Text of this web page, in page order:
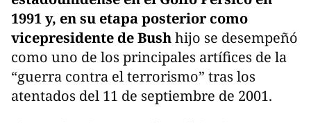
1991 y, en su etapa posterior como
vicepresidente de Bushhijo se desempeñó
como uno de los principales artífices de la
“guerra contra el terrorismo” tras los
atentados del 11 de septiembre de 2001.